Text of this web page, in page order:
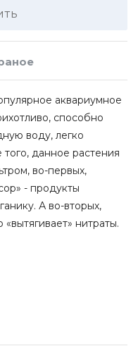
аквариумное
способно
воду, легко
данное растения
во-первых,
- продукты
ку. А во-вторых,
нитраты.
Rotala wallichii
MDL